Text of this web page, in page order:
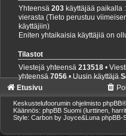
Yhteensä203 käyttäjää paikalla
vierasta (Tieto perustuu
käyttäjiin)
Eniten yhtaikaisia käyttäjiä on
Tilastot
Viestejä yhteensä213518 •
yhteensä7056• Uusin käyttäjä
Etusivu
Keskustelufoorumin ohjelmisto phpBB
Käännös: phpBB Suomi (lurttinen,
Style: Carbon by Joyce&Luna phpBB-